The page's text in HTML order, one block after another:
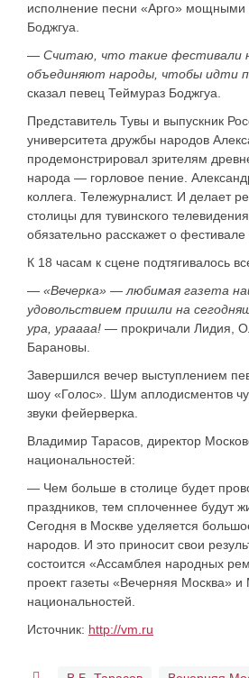
исполнение песни «Арго» мощными
Боджгуа.
— Считаю, что такие фестивали
объединяют народы, чтобы идти
сказал певец Теймураз Боджгуа
Представитель Тувы и выпускник
университета дружбы народов
продемонстрировал зрителям
народа — горловое пение.
коллега. Тележурналист. И делает
столицы для тувинского
обязательно расскажет о фестивале
К 18 часам к сцене подтягивалось
— «Вечерка» — любимая газета
удовольствием пришли на
ура, ураааа! — прокричали Лидия,
Барановы.
Завершился вечер выступлением
шоу «Голос». Шум аплодисментов
звуки фейерверка.
Владимир Тарасов, директор
национальностей:
— Чем больше в столице будет
праздников, тем сплоченнее будут
Сегодня в Москве уделяется
народов. И это приносит свои
состоится «Ассамблея народных
проект газеты «Вечерняя Москва» и
национальностей.
Источник: http://vm.ru